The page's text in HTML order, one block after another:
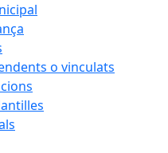
o vinculats